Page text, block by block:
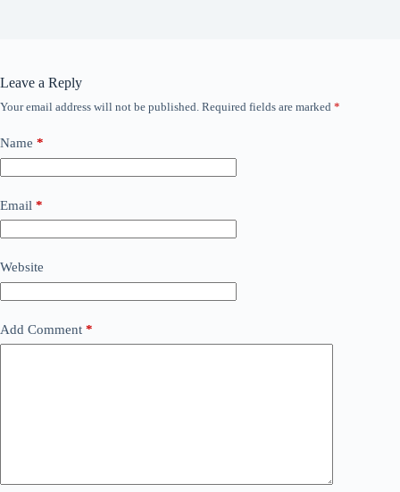
Leave a Reply
Your email address will not be published. Required fields are marked *
Name *
Email *
Website
Add Comment *